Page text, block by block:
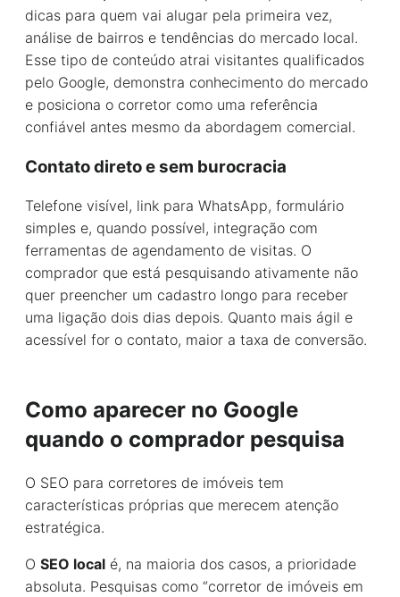
dicas para quem vai alugar pela primeira vez,
análise de bairros e tendências do mercado local.
Esse tipo de conteúdo atrai visitantes qualificados
pelo Google, demonstra conhecimento do mercado
e posiciona o corretor como uma referência
confiável antes mesmo da abordagem comercial.
Contato direto e sem burocracia
Telefone visível, link para WhatsApp, formulário
simples e, quando possível, integração com
ferramentas de agendamento de visitas. O
comprador que está pesquisando ativamente não
quer preencher um cadastro longo para receber
uma ligação dois dias depois. Quanto mais ágil e
acessível for o contato, maior a taxa de conversão.
Como aparecer no Google
quando o comprador pesquisa
O SEO para corretores de imóveis tem
características próprias que merecem atenção
estratégica.
O SEO local é, na maioria dos casos, a prioridade
absoluta. Pesquisas como “corretor de imóveis em